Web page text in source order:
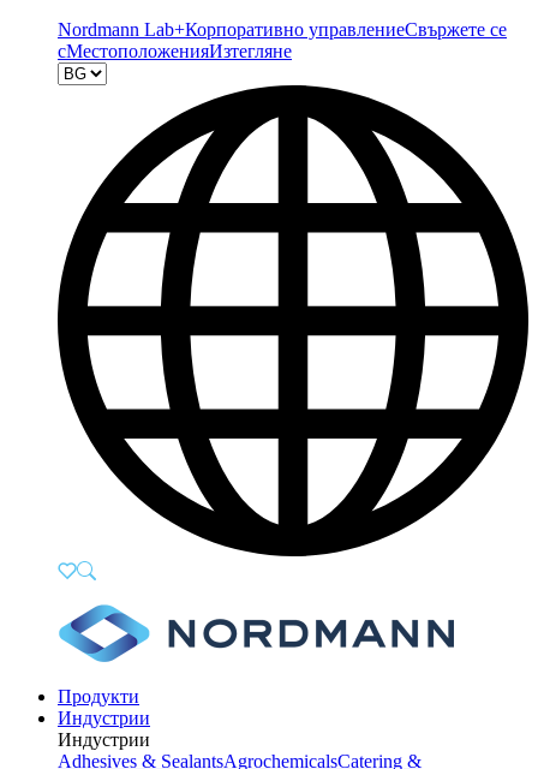
Nordmann Lab+Корпоративно управлениеСвържете се
сМестоположенияИзтегляне
Продукти
Индустрии
Индустрии
Adhesives & SealantsAgrochemicalsCatering &